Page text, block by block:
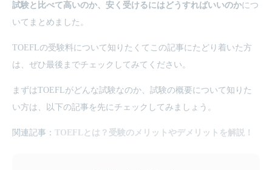
試験と比べて高いのか、安く受けるにはどうすればいいのかにつ
いてまとめました。
TOEFLの受験料について知りたくてこの記事にたどり着いた方
は、ぜひ最後までチェックしてみてください。
まずはTOEFLがどんな試験なのか、試験の概要について知りた
い方は、以下の記事を先にチェックしてみましょう。
関連記事： TOEFLとは？受験のメリットやデメリットを解説！